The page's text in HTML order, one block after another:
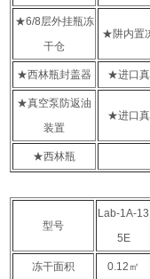
★6/8层外挂瓶冻
干仓
★阱内置
★西林瓶封盖器 ★进口
★真空泵防返油
装置
★进口
★西林瓶
型号
Lab-1A-13
5E
冻干面积 0.12㎡